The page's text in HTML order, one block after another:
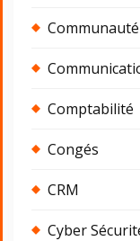
Communauté
Comptabilité
Congés
CRM
Cyber